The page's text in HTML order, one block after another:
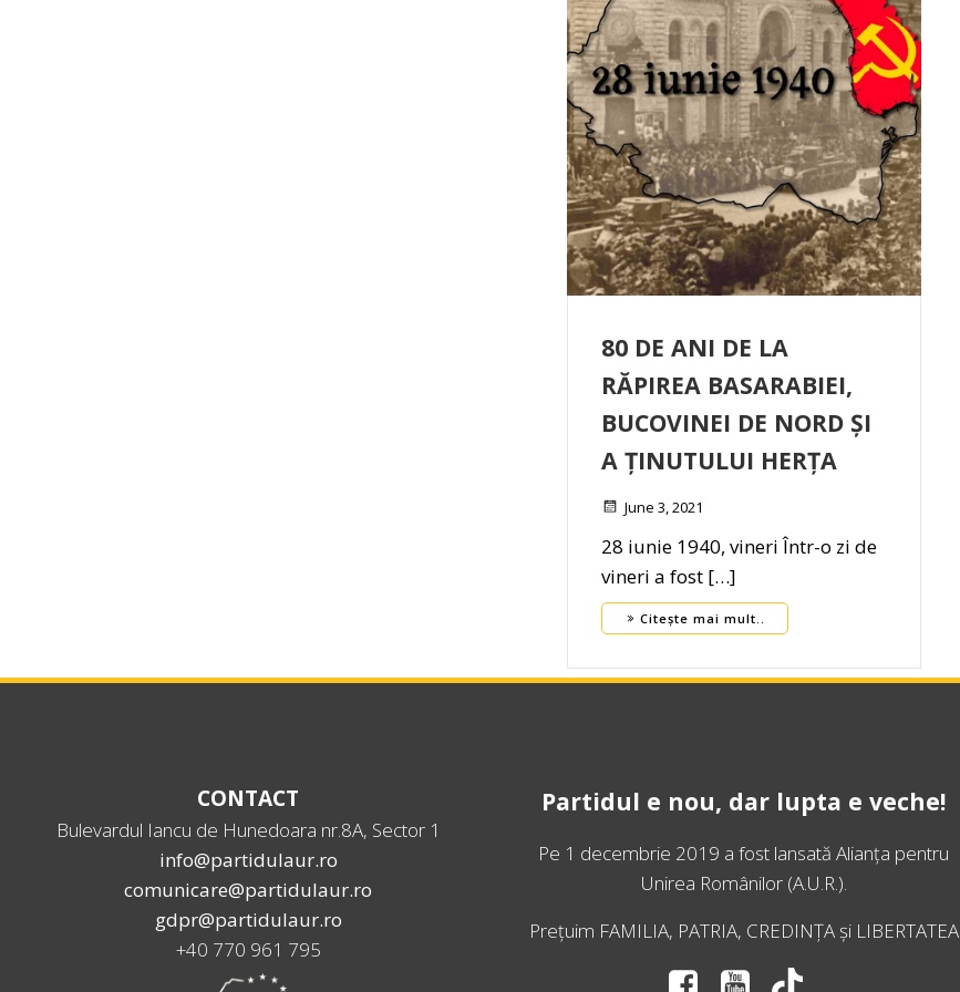
80 DE ANI DE LA
RĂPIREA BASARABIEI,
BUCOVINEI DE NORD ȘI
A ȚINUTULUI HERȚA
June 3, 2021
28 iunie 1940, vineri Într-o zi de
vineri a fost […]
Citește mai mult..
CONTACT
Bulevardul Iancu de Hunedoara nr.8A, Sector 1
info@partidulaur.ro
comunicare@partidulaur.ro
gdpr@partidulaur.ro
+40 770 961 795
Partidul e nou, dar lupta e veche!
Pe 1 decembrie 2019 a fost lansatăAlianța pentru
Unirea Românilor(A.U.R.).
Prețuim FAMILIA, PATRIA, CREDINȚA și LIBERTATEA